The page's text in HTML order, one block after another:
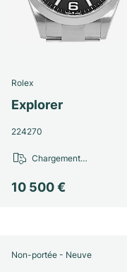
Rolex
Explorer
224270
10 500 €
Chargement…
Non-portée - Neuve